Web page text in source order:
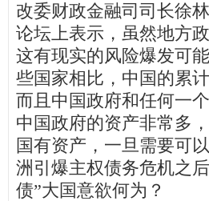
改委财政金融司司长徐
论坛上表示，虽然地方
这有现实的风险爆发可
些国家相比，中国的累
而且中国政府和任何一
中国政府的资产非常多
国有资产，一旦需要可
洲引爆主权债务危机之
债”大国意欲何为？